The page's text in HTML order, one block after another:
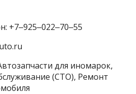
+7‒925‒022‒70‒55
для иномарок,
(СТО), Ремонт